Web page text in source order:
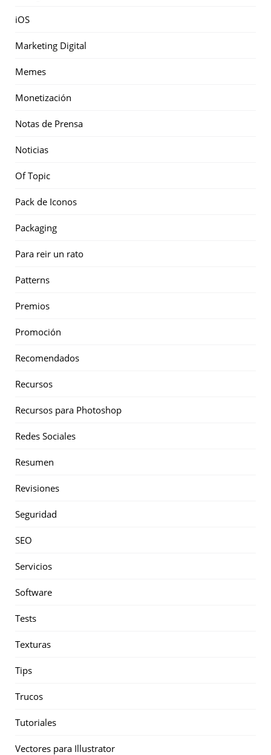
iOS
Marketing Digital
Memes
Monetización
Notas de Prensa
Noticias
Of Topic
Pack de Iconos
Packaging
Para reir un rato
Patterns
Premios
Promoción
Recomendados
Recursos
Recursos para Photoshop
Redes Sociales
Resumen
Revisiones
Seguridad
SEO
Servicios
Software
Tests
Texturas
Tips
Trucos
Tutoriales
Vectores para Illustrator